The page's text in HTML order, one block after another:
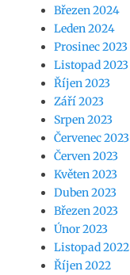
Březen 2024
Leden 2024
Prosinec 2023
Listopad 2023
Říjen 2023
Září 2023
Srpen 2023
Červenec 2023
Červen 2023
Květen 2023
Duben 2023
Březen 2023
Únor 2023
Listopad 2022
Říjen 2022